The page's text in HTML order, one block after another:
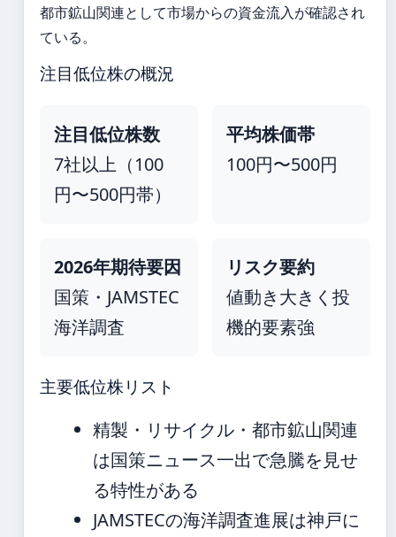
都市鉱山関連として市場からの資金流入が確認され
ている。
注目低位株の概況
注目低位株数
7社以上（100
円〜500円帯）
平均株価帯
100円〜500円
2026年期待要因
国策・JAMSTEC
海洋調査
リスク要約
値動き大きく投
機的要素強
主要低位株リスト
精製・リサイクル・都市鉱山関連
は国策ニュース一出で急騰を見せ
る特性がある
JAMSTECの海洋調査進展は神戸に